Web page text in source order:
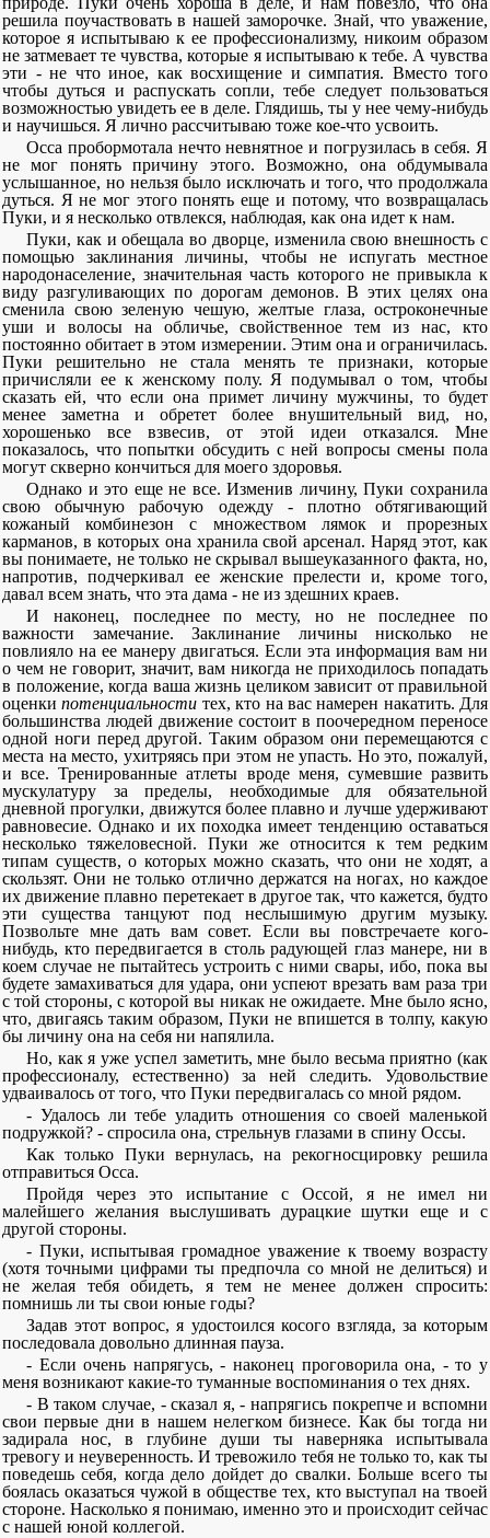
решила поучаствовать в нашей заморочке. Знай, что уважение,
которое я испытываю к ее профессионализму, никоим образом
не затмевает те чувства, которые я испытываю к тебе. А чувства
эти - не что иное, как восхищение и симпатия. Вместо того
чтобы дуться и распускать сопли, тебе следует пользоваться
возможностью увидеть ее в деле. Глядишь, ты у нее чему-нибудь
и научишься. Я лично рассчитываю тоже кое-что усвоить.
Осса пробормотала нечто невнятное и погрузилась в себя. Я
не мог понять причину этого. Возможно, она обдумывала
услышанное, но нельзя было исключать и того, что продолжала
дуться. Я не мог этого понять еще и потому, что возвращалась
Пуки, и я несколько отвлекся, наблюдая, как она идет к нам.
Пуки, как и обещала во дворце, изменила свою внешность с
помощью заклинания личины, чтобы не испугать местное
народонаселение, значительная часть которого не привыкла к
виду разгуливающих по дорогам демонов. В этих целях она
сменила свою зеленую чешую, желтые глаза, остроконечные
уши и волосы на обличье, свойственное тем из нас, кто
постоянно обитает в этом измерении. Этим она и ограничилась.
Пуки решительно не стала менять те признаки, которые
причисляли ее к женскому полу. Я подумывал о том, чтобы
сказать ей, что если она примет личину мужчины, то будет
менее заметна и обретет более внушительный вид, но,
хорошенько все взвесив, от этой идеи отказался. Мне
показалось, что попытки обсудить с ней вопросы смены пола
могут скверно кончиться для моего здоровья.
Однако и это еще не все. Изменив личину, Пуки сохранила
свою обычную рабочую одежду - плотно обтягивающий
кожаный комбинезон с множеством лямок и прорезных
карманов, в которых она хранила свой арсенал. Наряд этот, как
вы понимаете, не только не скрывал вышеуказанного факта, но,
напротив, подчеркивал ее женские прелести и, кроме того,
давал всем знать, что эта дама - не из здешних краев.
И наконец, последнее по месту, но не последнее по
важности замечание. Заклинание личины нисколько не
повлияло на ее манеру двигаться. Если эта информация вам ни
о чем не говорит, значит, вам никогда не приходилось попадать
в положение, когда ваша жизнь целиком зависит от правильной
оценкипотенциальности тех, кто на вас намерен накатить. Для
большинства людей движение состоит в поочередном переносе
одной ноги перед другой. Таким образом они перемещаются с
места на место, ухитряясь при этом не упасть. Но это, пожалуй,
и все. Тренированные атлеты вроде меня, сумевшие развить
мускулатуру за пределы, необходимые для обязательной
дневной прогулки, движутся более плавно и лучше удерживают
равновесие. Однако и их походка имеет тенденцию оставаться
несколько тяжеловесной. Пуки же относится к тем редким
типам существ, о которых можно сказать, что они не ходят, а
скользят. Они не только отлично держатся на ногах, но каждое
их движение плавно перетекает в другое так, что кажется, будто
эти существа танцуют под неслышимую другим музыку.
Позвольте мне дать вам совет. Если вы повстречаете кого-
нибудь, кто передвигается в столь радующей глаз манере, ни в
коем случае не пытайтесь устроить с ними свары, ибо, пока вы
будете замахиваться для удара, они успеют врезать вам раза три
с той стороны, с которой вы никак не ожидаете. Мне было ясно,
что, двигаясь таким образом, Пуки не впишется в толпу, какую
бы личину она на себя ни напялила.
Но, как я уже успел заметить, мне было весьма приятно (как
профессионалу, естественно) за ней следить. Удовольствие
удваивалось от того, что Пуки передвигалась со мной рядом.
- Удалось ли тебе уладить отношения со своей маленькой
подружкой? - спросила она, стрельнув глазами в спину Оссы.
Как только Пуки вернулась, на рекогносцировку решила
отправиться Осса.
Пройдя через это испытание с Оссой, я не имел ни
малейшего желания выслушивать дурацкие шутки еще и с
другой стороны.
- Пуки, испытывая громадное уважение к твоему возрасту
(хотя точными цифрами ты предпочла со мной не делиться) и
не желая тебя обидеть, я тем не менее должен спросить:
помнишь ли ты свои юные годы?
Задав этот вопрос, я удостоился косого взгляда, за которым
последовала довольно длинная пауза.
- Если очень напрягусь, - наконец проговорила она, - то у
меня возникают какие-то туманные воспоминания о тех днях.
- В таком случае, - сказал я, - напрягись покрепче и вспомни
свои первые дни в нашем нелегком бизнесе. Как бы тогда ни
задирала нос, в глубине души ты наверняка испытывала
тревогу и неуверенность. И тревожило тебя не только то, как ты
поведешь себя, когда дело дойдет до свалки. Больше всего ты
боялась оказаться чужой в обществе тех, кто выступал на твоей
стороне. Насколько я понимаю, именно это и происходит сейчас
с нашей юной коллегой.